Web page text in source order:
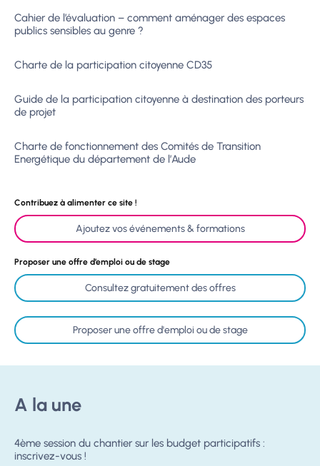
Cahier de l’évaluation – comment aménager des espaces
publics sensibles au genre ?
Charte de la participation citoyenne CD35
Guide de la participation citoyenne à destination des porteurs
de projet
Charte de fonctionnement des Comités de Transition
Energétique du département de l’Aude
Contribuez à alimenter ce site !
Ajoutez vos événements & formations
Proposer une offre d’emploi ou de stage
Consultez gratuitement des offres
Proposer une offre d'emploi ou de stage
A la une
4ème session du chantier sur les budget participatifs :
inscrivez-vous !